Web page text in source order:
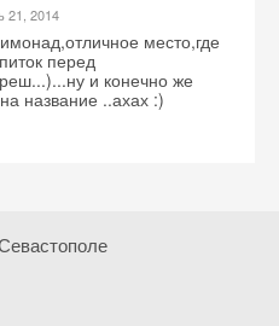
21, 2014
место,где
перед
и конечно же
название ..ахах :)
−5%
почту и получи
бронирование!